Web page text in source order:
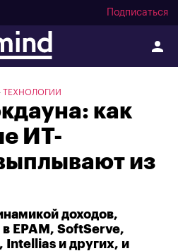
Подписаться
ТЕХНОЛОГИИ
как
ИТ-
из
доходов,
EPAM, SoftServe,
и других, и